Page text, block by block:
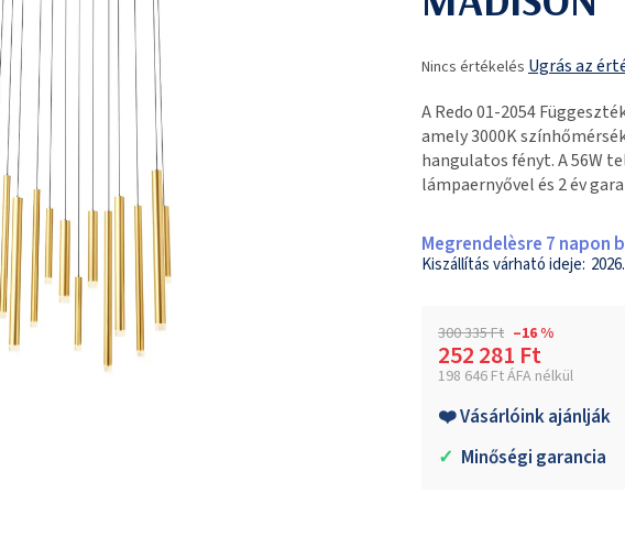
termék
értékelése
5-
ből
0,0
Nincs értékelés Ugrás az
A Redo 01-2054
amely 3000K
hangulatos fényt. A 56W
lámpaernyővel és 2 év
Megrendelèsre 7 napon
300 335 Ft –16 %
252 281 Ft
198 646 Ft ÁFA nélkül
❤️ Vásárlóink ajánlják
✓ Minőségi garancia